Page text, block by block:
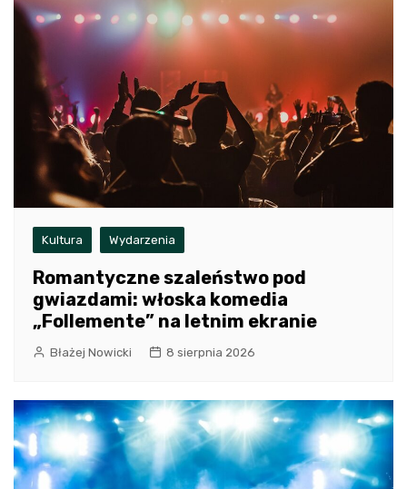
Kultura Wydarzenia
Romantyczne szaleństwo pod
gwiazdami: włoska komedia
„Follemente” na letnim ekranie
Błażej Nowicki 8 sierpnia 2026